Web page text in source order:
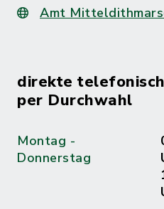
Amt
direkte
per Durchwahl
Montag -
Donnerstag